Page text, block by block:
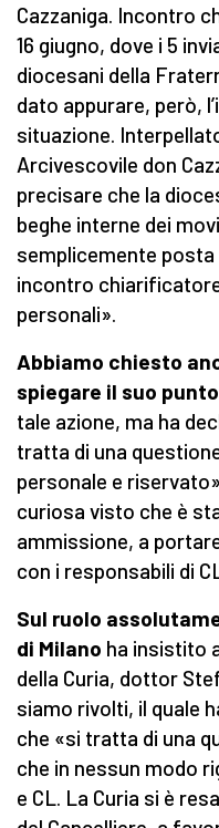
Cazzaniga. Incontro
16 giugno, dove i 5
diocesani della
dato appurare, però,
situazione.
Arcivescovile don
precisare che la
beghe interne dei
semplicemente posta
incontro
personali».
Abbiamo chiesto
spiegare il suo
tale azione, ma ha
tratta di una
personale e
curiosa visto che è
ammissione, a
con i responsabili di
Sul ruolo
di Milano ha insistito
della Curia, dottor
siamo rivolti, il quale
che «si tratta di una
che in nessun modo
e CL. La Curia si è